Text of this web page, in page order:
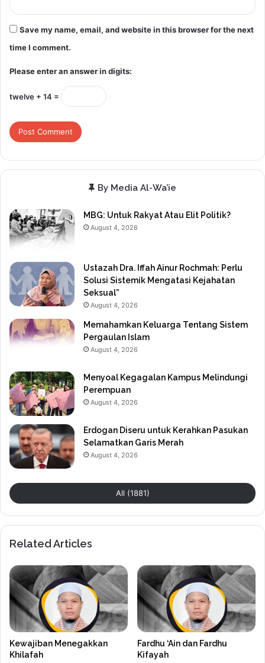
Save my name, email, and website in this browser for the next
time I comment.
Please enter an answer in digits:
twelve + 14 =
By Media Al-Wa’ie
MBG: Untuk Rakyat Atau Elit Politik?
August 4, 2026
Ustazah Dra. Iffah Ainur Rochmah: Perlu
Solusi Sistemik Mengatasi Kejahatan
Seksual”
August 4, 2026
Memahamkan Keluarga Tentang Sistem
Pergaulan Islam
August 4, 2026
Menyoal Kegagalan Kampus Melindungi
Perempuan
August 4, 2026
Erdogan Diseru untuk Kerahkan Pasukan
Selamatkan Garis Merah
August 4, 2026
All (1881)
Related Articles
Kewajiban Menegakkan
Khilafah
Fardhu ‘Ain dan Fardhu
Kifayah